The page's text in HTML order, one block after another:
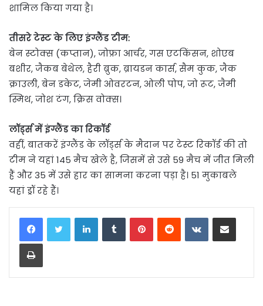
शामिल किया गया है।
तीसरे टेस्ट के लिए इंग्लैंड टीम:
बेन स्टोक्स (कप्तान), जोफ्रा आर्चर, गस एटकिंसन, शोएब
बशीर, जैकब बेथेल, हैरी ब्रुक, ब्रायडन कार्स, सैम कुक, जैक
क्राउली, बेन डकेट, जेमी ओवरटन, ओली पोप, जो रूट, जैमी
स्मिथ, जोश टंग, क्रिस वोक्स।
लॉर्ड्स में इंग्लैंड का रिकॉर्ड
वहीं, बातकरें इंग्लैंड के लॉर्ड्स के मैदान पर टेस्ट रिकॉर्ड की तो
टीम ने यहां 145 मैच खेले है, जिसमें से उसे 59 मैच में जीत मिली
हैं और 35 में उसे हार का सामना करना पड़ा है। 51 मुकाबले
यहां ड्रॉ रहे हैं।
LinkedInTumblrPinterestReddit VKontakteShare via Email
Print